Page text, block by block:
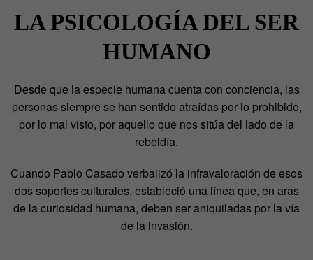
LA PSICOLOGÍA DEL SER
HUMANO
Desde que la especie humana cuenta con conciencia, las
personas siempre se han sentido atraídas por lo prohibido,
por lo mal visto, por aquello que nos sitúa del lado de la
rebeldía.
Cuando Pablo Casado verbalizó la infravaloración de esos
dos soportes culturales, estableció una línea que, en aras
de la curiosidad humana, deben ser aniquiladas por la vía
de la invasión.